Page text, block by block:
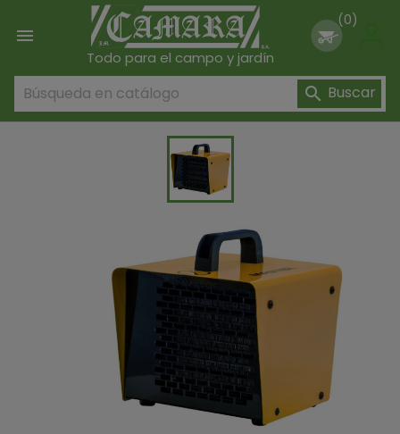

Todo para el campo y jardín
(0)
 Buscar